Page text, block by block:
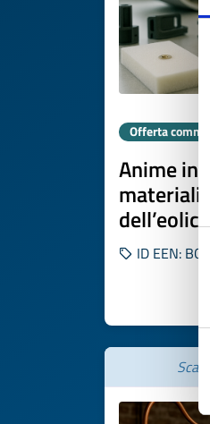
del
Offerta
Anime in
materiali
ID EEN: